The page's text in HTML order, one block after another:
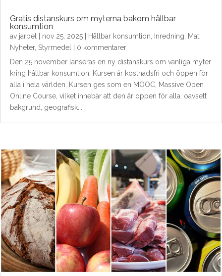
Gratis distanskurs om myterna bakom hållbar
konsumtion
av jarbel nov 25, 2025 Hållbar konsumtion Inredning Mat
Nyheter, Styrmedel
| 0 kommentarer
Den 25 november lanseras en ny distanskurs om vanliga myter
kring hållbar konsumtion. Kursen är kostnadsfri och öppen för
alla i hela världen. Kursen ges som en MOOC, Massive Open
Online Course, vilket innebär att den är öppen för alla, oavsett
bakgrund, geografisk...